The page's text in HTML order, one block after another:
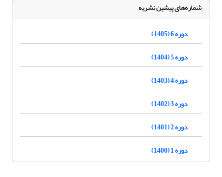
شماره‌های پیشین نشریه
دوره 6 (1405)
دوره 5 (1404)
دوره 4 (1403)
دوره 3 (1402)
دوره 2 (1401)
دوره 1 (1400)